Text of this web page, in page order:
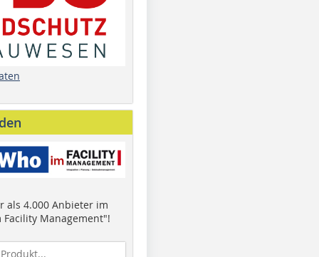
als 4.000 Anbieter im
Facility Management"!